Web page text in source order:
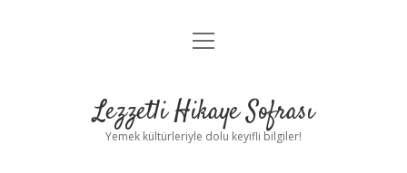
Anasayfa
Yasal Uyarı
menüyü
Lezzetli Hikaye Sofrası
Yemek kültürleriyle dolu keyifli bilgiler!